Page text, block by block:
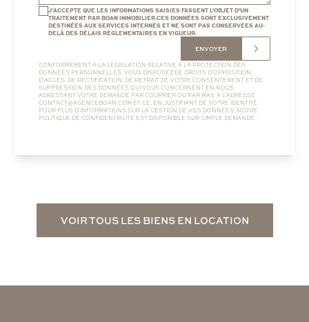
J’ACCEPTE QUE LES INFORMATIONS SAISIES FASSENT L'OBJET D'UN
TRAITEMENT PAR BOAN IMMOBILIER.CES DONNÉES SONT EXCLUSIVEMENT
DESTINÉES AUX SERVICES INTERNES ET NE SONT PAS CONSERVÉES AU-
DELÀ DES DÉLAIS RÈGLEMENTAIRES EN VIGUEUR.
ENVOYER
CONFORMÉMENT À LA LÉGISLATION RELATIVE À LA PROTECTION DES
DONNÉES PERSONNELLES, VOUS DISPOSEZ DE DROITS D’OPPOSITION,
D’ACCÈS, DE RECTIFICATION, DE RETRAIT DE VOTRE CONSENTEMENT ET DE
SUPPRESSION DES DONNÉES QUI VOUS CONCERNENT EN NOUS
ADRESSANT VOTRE DEMANDE PAR COURRIER OU PAR MAIL À L’ADRESSE
CONTACT@AGENCEBOAN.COM ET CE, EN JUSTIFIANT DE VOTRE IDENTITÉ.
POUR PLUS D’INFORMATIONS SUR LA GESTION DE VOS DONNÉES, NOTRE
POLITIQUE DE CONFIDENTIALITÉ EST DISPONIBLE SUR SIMPLE DEMANDE.
VOIR TOUS LES BIENS EN LOCATION